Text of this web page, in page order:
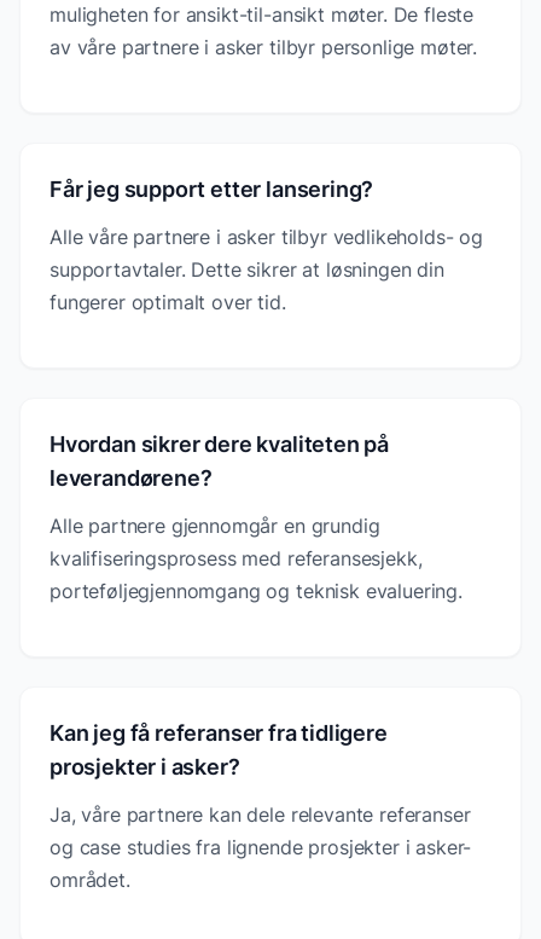
muligheten for ansikt-til-ansikt møter. De fleste
av våre partnere i asker tilbyr personlige møter.
Får jeg support etter lansering?
Alle våre partnere i asker tilbyr vedlikeholds- og
supportavtaler. Dette sikrer at løsningen din
fungerer optimalt over tid.
Hvordan sikrer dere kvaliteten på
leverandørene?
Alle partnere gjennomgår en grundig
kvalifiseringsprosess med referansesjekk,
porteføljegjennomgang og teknisk evaluering.
Kan jeg få referanser fra tidligere
prosjekter i asker?
Ja, våre partnere kan dele relevante referanser
og case studies fra lignende prosjekter i asker-
området.